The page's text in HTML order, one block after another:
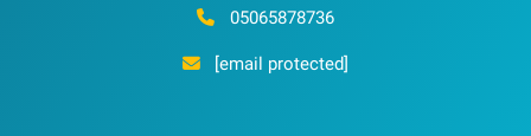
05065878736
[email protected]